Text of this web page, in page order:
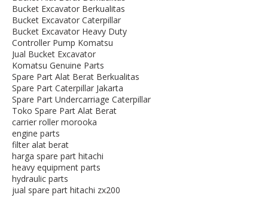
Bucket Excavator Berkualitas
Bucket Excavator Caterpillar
Bucket Excavator Heavy Duty
Controller Pump Komatsu
Jual Bucket Excavator
Komatsu Genuine Parts
Spare Part Alat Berat Berkualitas
Spare Part Caterpillar Jakarta
Spare Part Undercarriage Caterpillar
Toko Spare Part Alat Berat
carrier roller morooka
engine parts
filter alat berat
harga spare part hitachi
heavy equipment parts
hydraulic parts
jual spare part hitachi zx200